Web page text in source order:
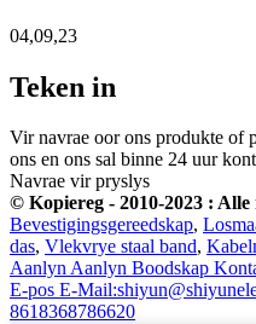
04,09,23
Teken in
Vir navrae oor ons produkte of
ons en ons sal binne 24 uur
Navrae vir pryslys
© Kopiereg - 2010-2023 : Alle
Bevestigingsgereedskap,
das, Vlekvrye staal band,
AanlynAanlyn Boodskap
E-pos E-
8618368786620